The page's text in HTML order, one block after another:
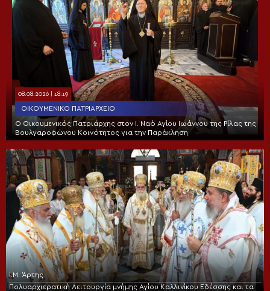
08.08.2026 | 18:19
ΟΙΚΟΥΜΕΝΙΚΌ ΠΑΤΡΙΑΡΧΕΊΟ
Ο Οικουμενικός Πατριάρχης στον I. Ναό Αγίου Ιωάννου της Ρίλας της
Βουλγαροφώνου Κοινότητος για την Παράκληση
Ι.Μ. Άρτης
Πολυαρχιερατική Λειτουργία μνήμης Αγίου Καλλινίκου Εδέσσης και τα